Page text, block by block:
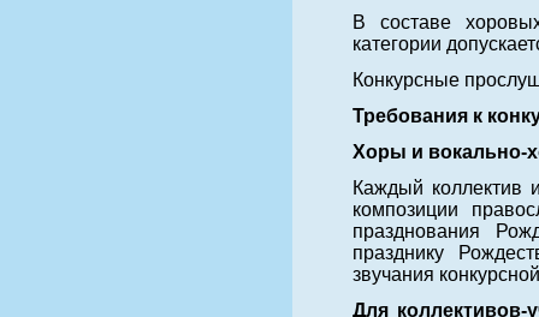
В составе
категории
Конкурсные
Требования к
Хоры и вокально-
Каждый коллектив
композиции
празднования
празднику
звучания
Для коллективов-